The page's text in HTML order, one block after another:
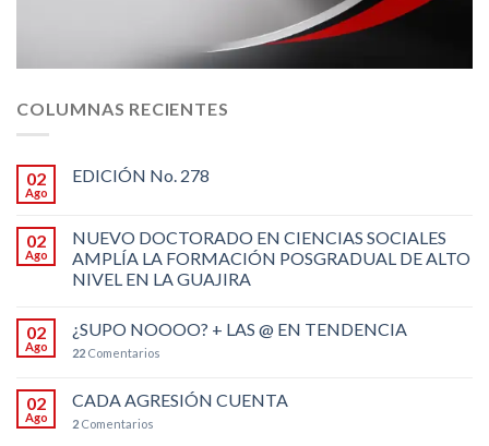
COLUMNAS RECIENTES
02
Ago
EDICIÓN No. 278
02
Ago
NUEVO DOCTORADO EN CIENCIAS SOCIALES
AMPLÍA LA FORMACIÓN POSGRADUAL DE ALTO
NIVEL EN LA GUAJIRA
02
Ago
¿SUPO NOOOO? + LAS @ EN TENDENCIA
22 Comentarios
02
Ago
CADA AGRESIÓN CUENTA
2 Comentarios